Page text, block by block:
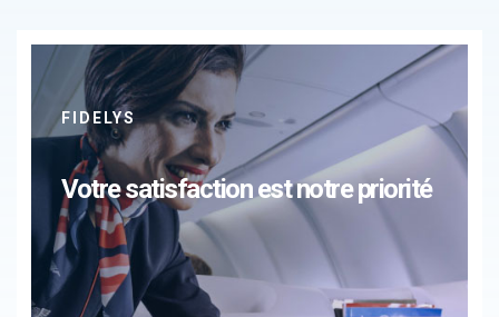
FIDELYS
Votre satisfaction est notre priorité